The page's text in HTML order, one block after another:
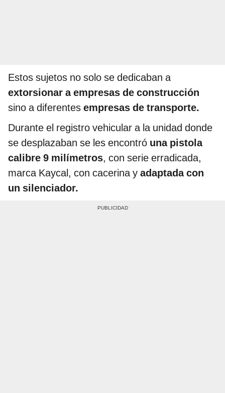
Estos sujetos no solo se dedicaban a
extorsionar a empresas de construcción
sino a diferentes empresas de transporte.
Durante el registro vehicular a la unidad donde
se desplazaban se les encontró una pistola
calibre 9 milímetros, con serie erradicada,
marca Kaycal, con cacerina y adaptada con
un silenciador.